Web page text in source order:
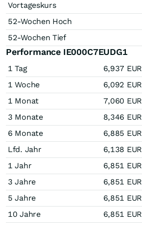
Vortageskurs
52-Wochen Hoch
52-Wochen Tief
Performance IE000C7EUDG1
1 Tag 6,937 EUR
1 Woche
6,092 EUR
1 Monat
7,060 EUR
3 Monate
8,346 EUR
6 Monate
6,885 EUR
Lfd. Jahr
6,138 EUR
1 Jahr
6,851 EUR
3 Jahre
6,851 EUR
5 Jahre
6,851 EUR
10 Jahre
6,851 EUR